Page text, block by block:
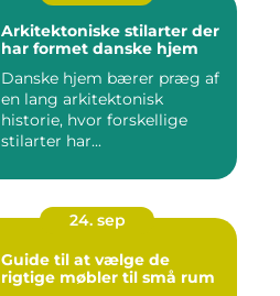
Arkitektoniske stilarter der
har formet danske hjem
Danske hjem bærer præg af
en lang arkitektonisk
historie, hvor forskellige
stilarter har...
24. sep
Guide til at vælge de
rigtige møbler til små rum